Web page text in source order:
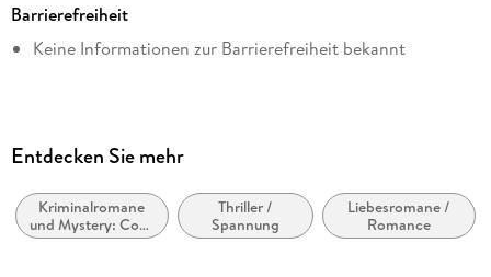
Reihe
Katalonien-Krimis - Urlaubsspannung unter südlicher Sonne,
via tolino media
Kopierschutz
Barrierefreiheit
Keine Informationen zur Barrierefreiheit bekannt
Entdecken Sie mehr
Kriminalromane
und Mystery: Cosy
Mystery
Thriller /
Spannung
Liebesromane /
Romance